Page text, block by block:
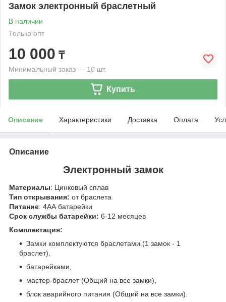
Замок электронный браслетный
В наличии
Только опт
10 000 ₸
Минимальный заказ — 10 шт.
Купить
Описание Характеристики Доставка Оплата
Описание
Электронный замок
Материалы: Цинковый сплав
Тип открывания: от браслета
Питание: 4АА батарейки
Срок службы батарейки: 6-12 месяцев
Комплектация:
Замки комплектуются браслетами.(1 замок - 1
браслет),
батарейками,
мастер-браслет (Общий на все замки),
блок аварийного питания (Общий на все замки).